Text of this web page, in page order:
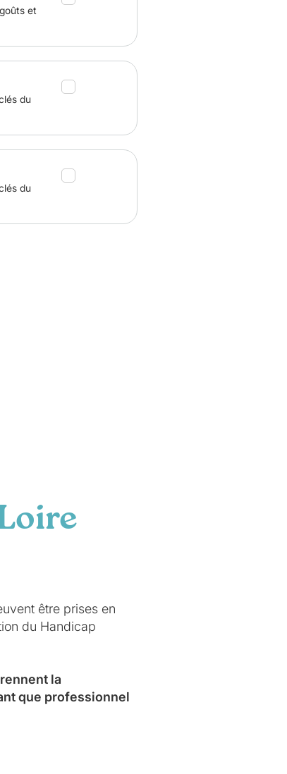
et
du
du
être prises en
du Handicap
la
que professionnel